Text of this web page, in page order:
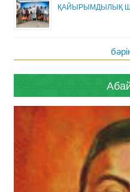
ҚАЙЫРЫМДЫЛЫҚ